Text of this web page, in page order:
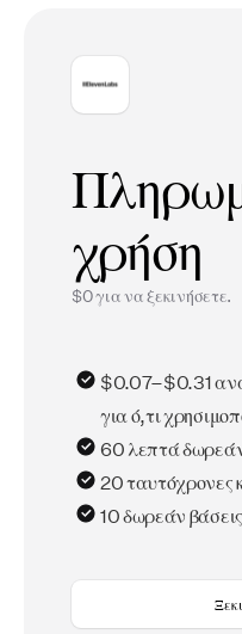
χρήση
$0 για να ξεκινήσετε.
$0.07–$0.31
για ό,τι
60 λεπτά
20 ταυτόχρονες
10 δωρεάν